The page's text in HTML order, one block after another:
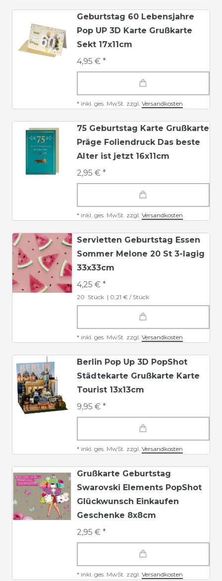
Geburtstag 60 Lebensjahre
Pop UP 3D Karte Grußkarte
Sekt 17x11cm
4,95 € *
* inkl. ges. MwSt. zzgl. Versandkosten
75 Geburtstag Karte Grußkarte
Präge Foliendruck Das beste
Alter ist jetzt 16x11cm
2,95 € *
* inkl. ges. MwSt. zzgl. Versandkosten
Servietten Geburtstag Essen
Sommer Melone 20 St 3-lagig
33x33cm
4,25 € *
20 Stück | 0,21 € / Stück
* inkl. ges. MwSt. zzgl. Versandkosten
Berlin Pop Up 3D PopShot
Städtekarte Grußkarte Karte
Tourist 13x13cm
9,95 € *
* inkl. ges. MwSt. zzgl. Versandkosten
Grußkarte Geburtstag
Swarovski Elements PopShot
Glückwunsch Einkaufen
Geschenke 8x8cm
2,95 € *
* inkl. ges. MwSt. zzgl. Versandkosten